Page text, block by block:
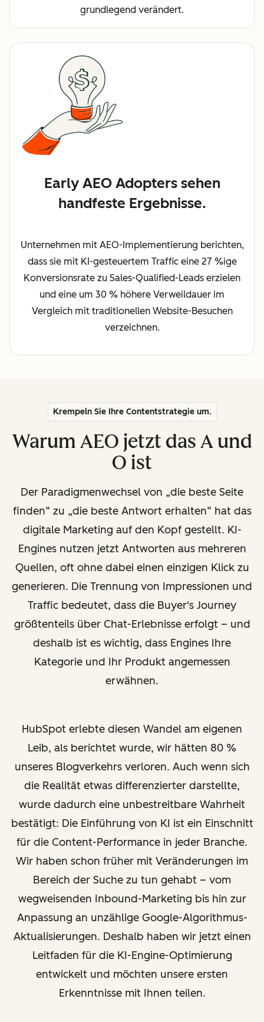
grundlegend verändert.
Early AEO Adopters sehen
handfeste Ergebnisse.
Unternehmen mit AEO-Implementierung berichten,
dass sie mit KI-gesteuertem Traffic eine 27 %ige
Konversionsrate zu Sales-Qualified-Leads erzielen
und eine um 30 % höhere Verweildauer im
Vergleich mit traditionellen Website-Besuchen
verzeichnen.
Krempeln Sie Ihre Contentstrategie um.
Warum AEO jetzt das A und
O ist
Der Paradigmenwechsel von „die beste Seite
finden“ zu „die beste Antwort erhalten“ hat das
digitale Marketing auf den Kopf gestellt. KI-
Engines nutzen jetzt Antworten aus mehreren
Quellen, oft ohne dabei einen einzigen Klick zu
generieren. Die Trennung von Impressionen und
Traffic bedeutet, dass die Buyer's Journey
größtenteils über Chat-Erlebnisse erfolgt – und
deshalb ist es wichtig, dass Engines Ihre
Kategorie und Ihr Produkt angemessen
erwähnen.
HubSpot erlebte diesen Wandel am eigenen
Leib, als berichtet wurde, wir hätten 80 %
unseres Blogverkehrs verloren. Auch wenn sich
die Realität etwas differenzierter darstellte,
wurde dadurch eine unbestreitbare Wahrheit
bestätigt: Die Einführung von KI ist ein Einschnitt
für die Content-Performance in jeder Branche.
Wir haben schon früher mit Veränderungen im
Bereich der Suche zu tun gehabt – vom
wegweisenden Inbound-Marketing bis hin zur
Anpassung an unzählige Google-Algorithmus-
Aktualisierungen. Deshalb haben wir jetzt einen
Leitfaden für die KI-Engine-Optimierung
entwickelt und möchten unsere ersten
Erkenntnisse mit Ihnen teilen.